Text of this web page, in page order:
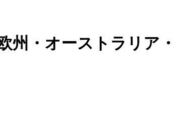
州・オーストラリア・